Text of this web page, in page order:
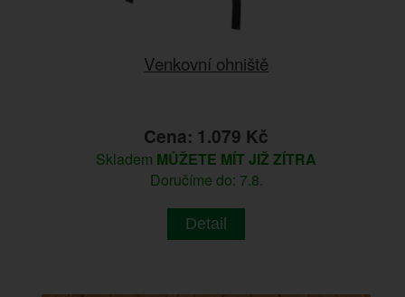
Venkovní ohniště
Cena: 1.079 Kč
Skladem MŮŽETE MÍT JIŽ ZÍTRA
Doručíme do: 7.8.
Detail